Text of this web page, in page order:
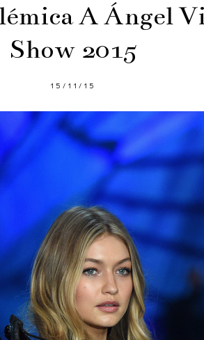
A Ángel
Show 2015
15/11/15